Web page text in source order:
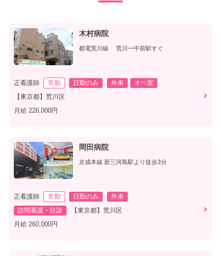
木村病院
都電荒川線 荒川一中前駅すぐ
正看護師 常勤 日勤のみ 外来
オペ室
【東京都】荒川区
月給 226,000円
岡田病院
京成本線 新三河島駅より徒歩3分
正看護師 常勤 日勤のみ
外来
訪問看護・往診
【東京都】荒川区
月給 260,000円